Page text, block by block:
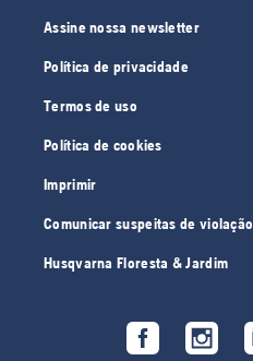
Assine nossa newsletter
Política de privacidade
Termos de uso
Política de cookies
Imprimir
Comunicar suspeitas de violação
Husqvarna Floresta & Jardim